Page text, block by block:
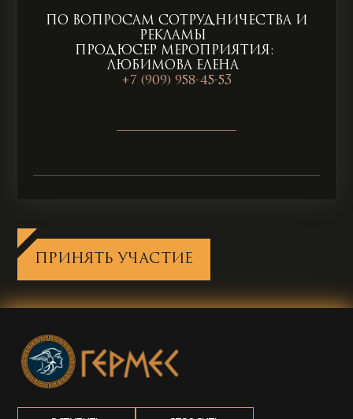
ПО ВОПРОСАМ СОТРУДНИЧЕСТВА И
РЕКЛАМЫ
ПРОДЮСЕР МЕРОПРИЯТИЯ:
ЛЮБИМОВА ЕЛЕНА
+7 (909) 958-45-53
ПРИНЯТЬ УЧАСТИЕ